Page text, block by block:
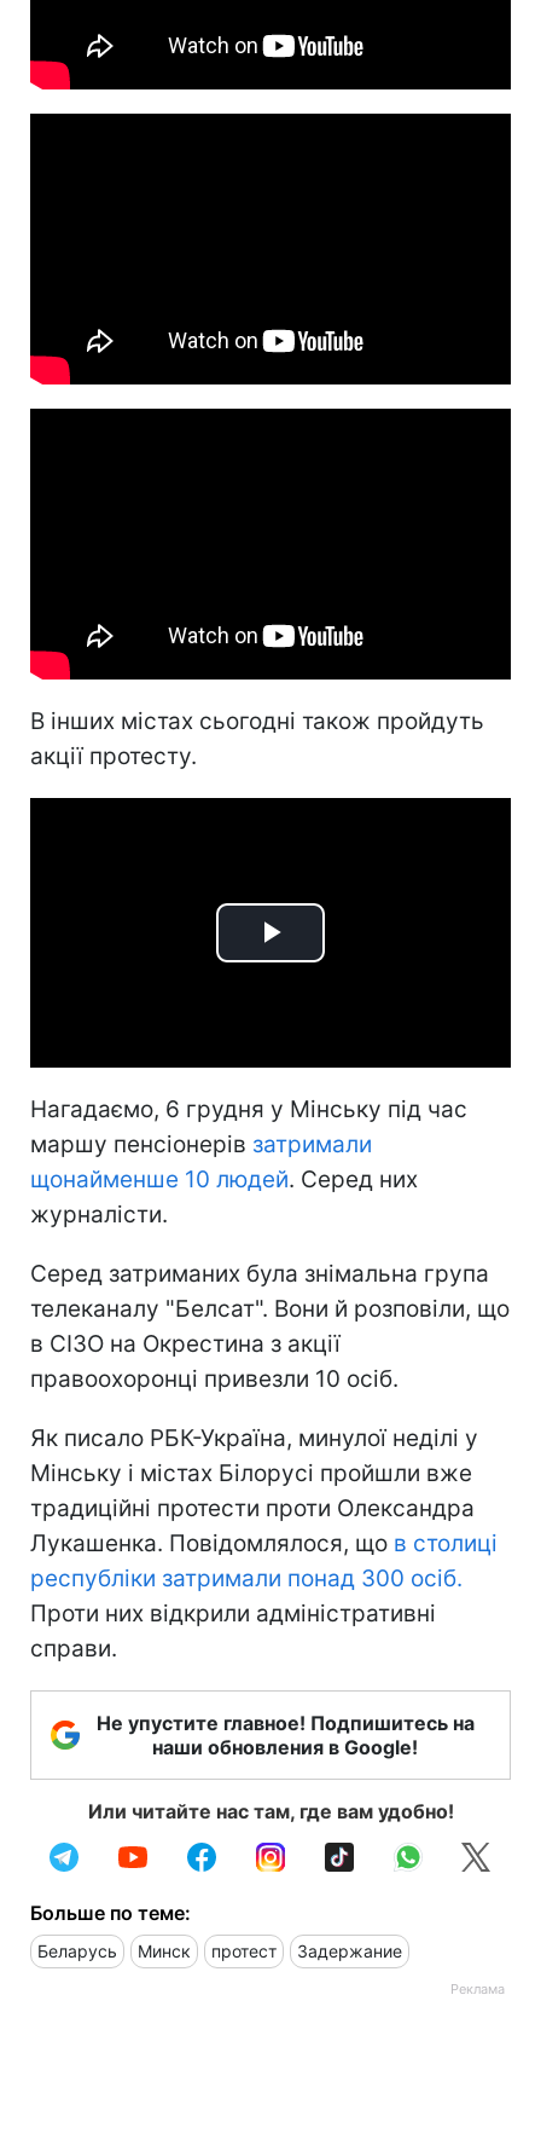
В інших містах сьогодні також пройдуть
акції протесту.
Play
Нагадаємо, 6 грудня у Мінську під час
маршу пенсіонерів затримали
щонайменше 10 людей. Серед них
журналісти.
Серед затриманих була знімальна група
телеканалу "Белсат". Вони й розповіли, що
в СІЗО на Окрестина з акції
правоохоронці привезли 10 осіб.
Як писало РБК-Україна, минулої неділі у
Мінську і містах Білорусі пройшли вже
традиційні протести проти Олександра
Лукашенка. Повідомлялося, що в столиці
республіки затримали понад 300 осіб.
Проти них відкрили адміністративні
справи.
Не упустите главное! Подпишитесь на
наши обновления в Google!
Или читайте нас там, где вам удобно!
Больше по теме:
Беларусь Минск протест Задержание